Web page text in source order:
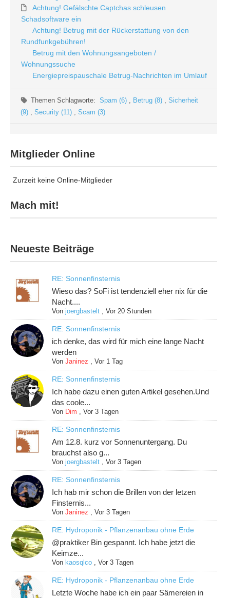
Achtung! Gefälschte Captchas schleusen
Schadsoftware ein
Achtung! Betrug mit der Rückerstattung von den
Rundfunkgebühren!
Betrug mit den Wohnungsangeboten /
Wohnungssuche
Energiepreispauschale Betrug-Nachrichten im Umlauf
Themen Schlagworte:Spam (6) , Betrug (8) , Sicherheit
(9) , Security (11) , Scam (3)
Mitglieder Online
Zurzeit keine Online-Mitglieder
Mach mit!
Neueste Beiträge
RE: Sonnenfinsternis
Wieso das? SoFi ist tendenziell eher nix für die
Nacht....
Vonjoergbastelt ,Vor 20 Stunden
RE: Sonnenfinsternis
ich denke, das wird für mich eine lange Nacht
werden
VonJaninez ,Vor 1 Tag
RE: Sonnenfinsternis
Ich habe dazu einen guten Artikel gesehen.Und
das coole...
Von Dim ,Vor 3 Tagen
RE: Sonnenfinsternis
Am 12.8. kurz vor Sonnenuntergang. Du
brauchst also g...
Vonjoergbastelt ,Vor 3 Tagen
RE: Sonnenfinsternis
Ich hab mir schon die Brillen von der letzen
Finsternis...
VonJaninez ,Vor 3 Tagen
RE: Hydroponik - Pflanzenanbau ohne Erde
@praktiker Bin gespannt. Ich habe jetzt die
Keimze...
Von kaosqlco ,Vor 3 Tagen
RE: Hydroponik - Pflanzenanbau ohne Erde
Letzte Woche habe ich ein paar Sämereien in